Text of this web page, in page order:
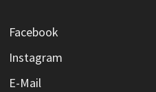
Facebook
Instagram
E-Mail